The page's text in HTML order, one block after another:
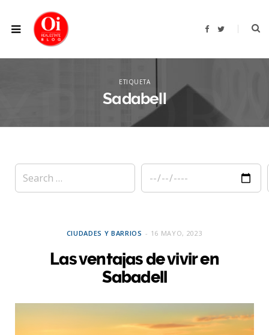
F
b
T
t
ETIQUETA
Sadabell
CIUDADES Y BARRIOS 16 MAYO, 2023
Las ventajas de vivir en
Sabadell